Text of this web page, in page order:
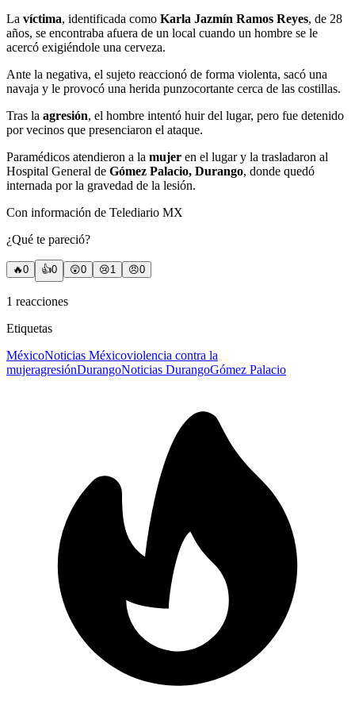
La víctima, identificada como Karla Jazmín Ramos Reyes, de 28
años, se encontraba afuera de un local cuando un hombre se le
acercó exigiéndole una cerveza.
Ante la negativa, el sujeto reaccionó de forma violenta, sacó una
navaja y le provocó una herida punzocortante cerca de las costillas.
Tras la agresión, el hombre intentó huir del lugar, pero fue detenido
por vecinos que presenciaron el ataque.
Paramédicos atendieron a la mujer en el lugar y la trasladaron al
Hospital General de Gómez Palacio, Durango, donde quedó
internada por la gravedad de la lesión.
Con información de Telediario MX
¿Qué te pareció?
🔥0 👍0 😲0 😢1 😠0
1 reacciones
Etiquetas
MéxicoNoticias Méxicoviolencia contra la
mujeragresiónDurangoNoticias DurangoGómez Palacio